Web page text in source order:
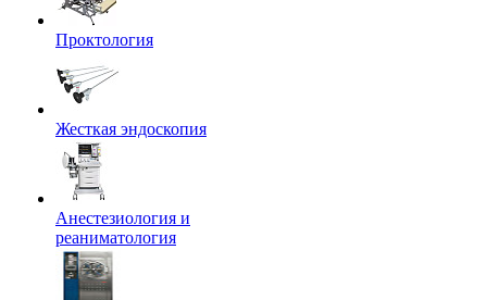
Проктология
Жесткая эндоскопия
Анестезиология и
реаниматология